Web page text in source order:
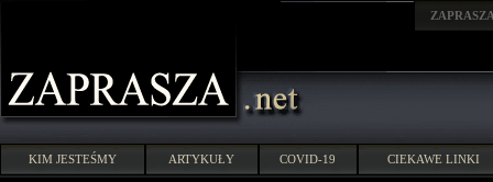
KIM JESTEŚMY ARTYKUŁY COVID-19 CIEKAWE LINKI